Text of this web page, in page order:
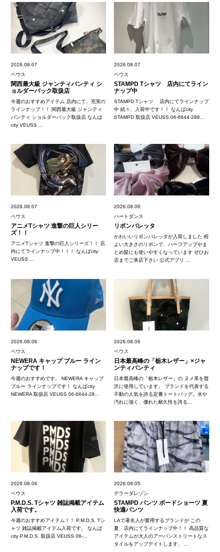
2026.08.07
ベウス
関西最大級 ジャンティバンティ シ
ョルダーバック取扱店
今週のおすすめアイテム 店内にて、充実の
ラインナップ！！ 関西最大級 ジャンティ
バンティ ショルダーバック取扱店 なんば
city VEUSS ...
2026.08.07
ベウス
STAMPD Tシャツ 店内にてライン
ナップ中
STAMPD Tシャツ 店内にてラインナップ
中 続々、入荷中です！！ なんばcity
STAMPD 取扱店 VEUSS 06-6644-288...
2026.08.07
ベウス
アニメTシャツ 進撃の巨人シリー
ズ！！
アニメTシャツ 進撃の巨人シリーズ！！ 店
内にてラインナップ中！！！ なんばcity
VEUSS ...
2026.08.06
ハートダンス
リボンバレッタ
かわいいリボンバレッタが入荷しました 程
よい大きさのリボンで、ハーフアップやま
とめ髪にも使いやすくなっています ぜひお
店までご来店下さい 公式アプリ ...
2026.08.06
ベウス
NEWERA キャップ ブルー ライン
ナップです！
今週のおすすめです。 NEWERA キャップ
ブルー ラインナップです！ なんばcity
NEWERA 取扱店 VEUSS 06-6644-28...
2026.08.06
ベウス
日本最高峰の「栃木レザー」×ジャ
ンティバンティ
日本最高峰の「栃木レザー」の ヌメ革を贅
沢に使用しています。 ブランドを代表する
不動の人気を誇る定番トートバッグ。水や
汚れに強く、優れた耐久性を誇る...
2026.08.06
ベウス
P.M.D.S. Tシャツ 雑誌掲載アイテム
入荷です。
今週のおすすめアイテム！！ P.M.D.S. Tシ
ャツ 雑誌掲載アイテム入荷です。 なんば
city P.M.D.S. 取扱店 VEUSS 06-...
2026.08.05
デラーダレゾン
STAMPD パンツ ボードショーツ 夏
快適パンツ
LAで著名人が愛用するブランドが この
夏、店内にてラインナップ中！！ 高品質な
アイテムが大人のアーバンストリートなス
タイルをアップデイトします。 ...